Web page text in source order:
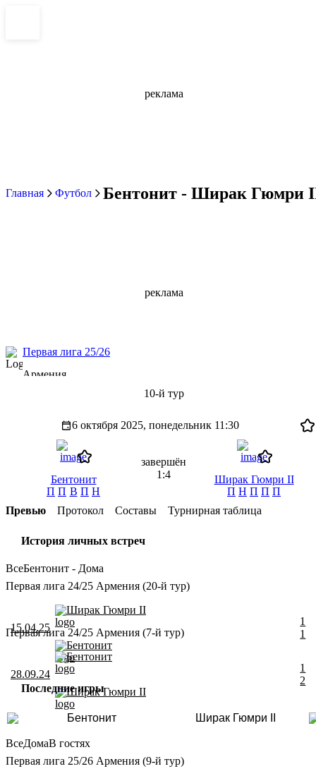
реклама
Главная Футбол Бентонит - Ширак Гюмри II
реклама
Первая лига 25/26
Армения
10-й тур
6 октября 2025, понедельник 11:30
Бентонит
П П В П Н
завершён
1:4
Ширак Гюмри II
П Н П П П
Превью
Протокол Составы Турнирная таблица
История личных встреч
ВсеБентонит - Дома
Первая лига 24/25 Армения (20-й тур)
15.04.25
Ширак Гюмри II
Бентонит
1
1
Первая лига 24/25 Армения (7-й тур)
28.09.24
Бентонит
Ширак Гюмри II
1
2
Последние игры
Бентонит Ширак Гюмри II
ВсеДомаВ гостях
Первая лига 25/26 Армения (9-й тур)